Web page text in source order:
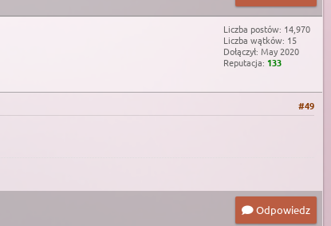
Liczba postów: 14,970
Liczba wątków: 15
Dołączył: May 2020
Reputacja: 133
#49
Odpowiedz